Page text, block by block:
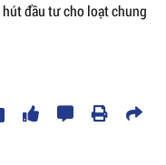
đầu tư cho loạt chung